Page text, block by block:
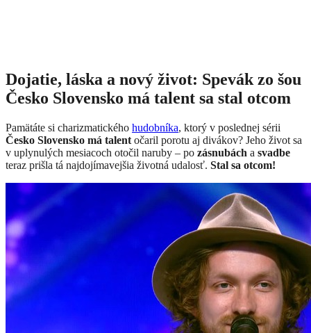
Dojatie, láska a nový život: Spevák zo šou
Česko Slovensko má talent sa stal otcom
Pamätáte si charizmatického hudobníka, ktorý v poslednej sérii
Česko Slovensko má talent očaril porotu aj divákov? Jeho život sa
v uplynulých mesiacoch otočil naruby – po zásnubách a svadbe
teraz prišla tá najdojímavejšia životná udalosť. Stal sa otcom!